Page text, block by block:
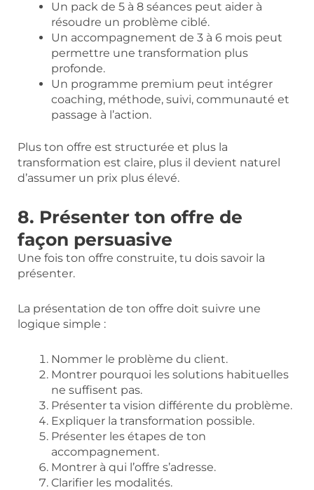
Un pack de 5 à 8 séances peut aider à
résoudre un problème ciblé.
Un accompagnement de 3 à 6 mois peut
permettre une transformation plus
profonde.
Un programme premium peut intégrer
coaching, méthode, suivi, communauté et
passage à l’action.
Plus ton offre est structurée et plus la
transformation est claire, plus il devient naturel
d’assumer un prix plus élevé.
8. Présenter ton offre de
façon persuasive
Une fois ton offre construite, tu dois savoir la
présenter.
La présentation de ton offre doit suivre une
logique simple :
Nommer le problème du client.
Montrer pourquoi les solutions habituelles
ne suffisent pas.
Présenter ta vision différente du problème.
Expliquer la transformation possible.
Présenter les étapes de ton
accompagnement.
Montrer à qui l’offre s’adresse.
Clarifier les modalités.